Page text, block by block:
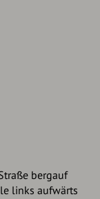
bergauf
links aufwärts